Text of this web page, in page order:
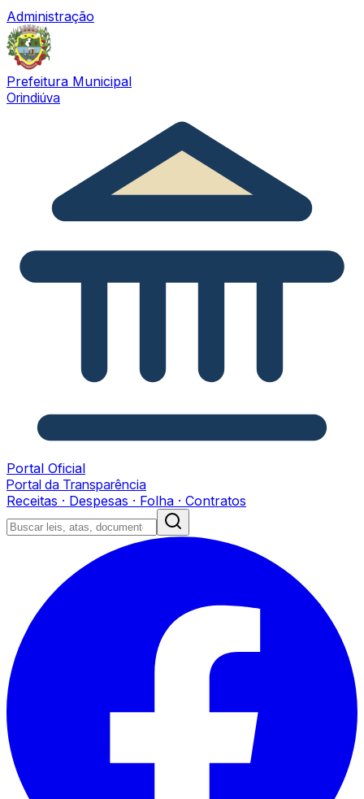
Administração
Prefeitura Municipal
Orindiúva
Portal Oficial
Portal da Transparência
Receitas · Despesas · Folha · Contratos